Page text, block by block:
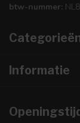
btw-nummer:
Informatie